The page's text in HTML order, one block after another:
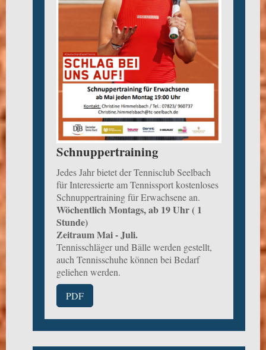
Schnuppertraining
Jedes Jahr bietet der Tennisclub Seelbach
für Interessierte am Tennissport kostenloses
Schnuppertraining für Erwachsene an.
Wöchentlich Montags, ab 19 Uhr ( 1
Stunde)
Zeitraum Mai - Juli.
Tennisschläger und Bälle werden gestellt,
auch Tennisschuhe können bei Bedarf
geliehen werden.
PDF